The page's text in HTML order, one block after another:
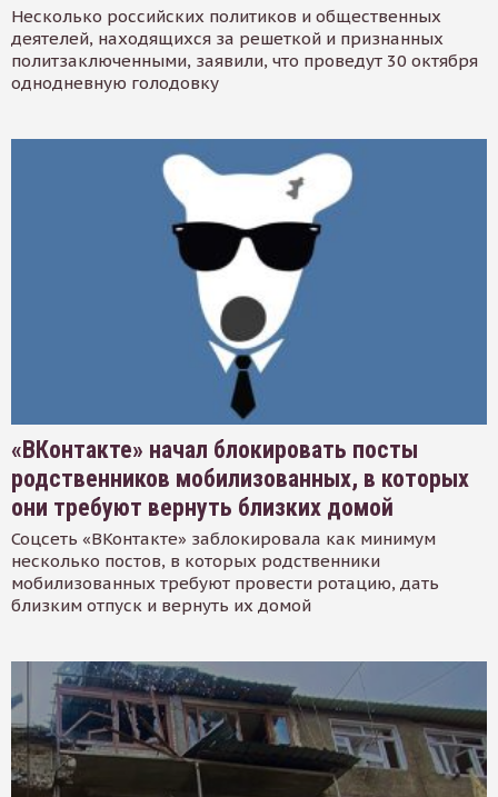
Несколько российских политиков и общественных
деятелей, находящихся за решеткой и признанных
политзаключенными, заявили, что проведут 30 октября
однодневную голодовку
«ВКонтакте» начал блокировать посты
родственников мобилизованных, в которых
они требуют вернуть близких домой
Соцсеть «ВКонтакте» заблокировала как минимум
несколько постов, в которых родственники
мобилизованных требуют провести ротацию, дать
близким отпуск и вернуть их домой